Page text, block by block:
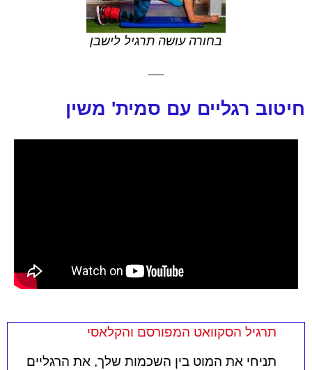
בחורה עושה תרגיל לישבן
חיטוב רגליים עם סמית' משין
תרגיל הסקוואט המפורסם והקלאסי
תניחי את המוט בין השכמות שלך, את הרגליים